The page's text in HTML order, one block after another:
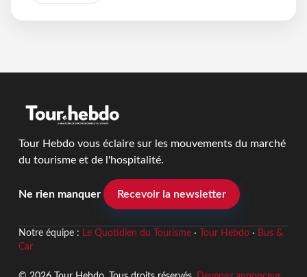
Tour Hebdo vous éclaire sur les mouvements du marché
du tourisme et de l'hospitalité.
Ne rien manquer Recevoir la newsletter
Notre équipe : Le Quotidien du Tourisme· Tour Hebdo· Bus &
Car